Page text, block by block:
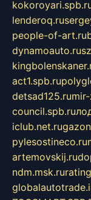
lenderoq.ru
people-of-art.ru
dynamoauto.ru
act1.spb.ru
detsad125.ru
council.spb.ru
iclub.net.ru
pylesostineco.ru
artemovskij.ru
ndm.msk.ru